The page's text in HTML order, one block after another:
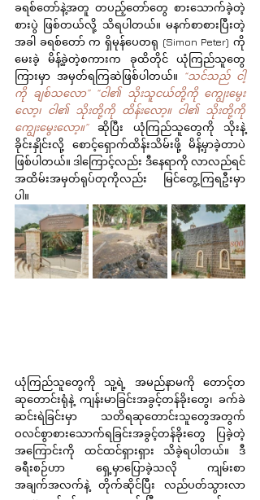
ခရစ်တော်နဲ့အတူ တပည့်တော်တွေ စားသောက်ခဲ့တဲ့
စားပွဲ ဖြစ်တယ်လို့ သိရပါတယ်။ မနက်စာစားပြီးတဲ့
အခါ ခရစ်တော် က ရှိမုန်ပေတရု (Simon Peter) ကို
မေးခဲ့ မိန့်ခဲ့တဲ့စကားက ခုထိတိုင် ယုံကြည်သူတွေ
ကြားမှာ အမှတ်ရကြဆဲဖြစ်ပါတယ်။
“သင်သည် ငါ့
ကို ချစ်သလော” “ငါ၏ သိုးသူငယ်တို့ကို ကျွေးမွေး
လော့၊ ငါ၏ သိုးတို့ကို ထိန်းလော့။ ငါ၏ သိုးတို့ကို
ကျွေးမွေးလော့။” ဆိုပြီး ယုံကြည်သူတွေကို သိုးနဲ့
ခိုင်းနှိုင်းလို့ စောင့်ရှောက်ထိန်းသိမ်းဖို့ မိန့်မှာခဲ့တာပဲ
ဖြစ်ပါတယ်။ ဒါကြောင့်လည်း ဒီနေရာကို လာလည်ရင်
အထိမ်းအမှတ်ရုပ်တုကိုလည်း မြင်တွေ့ကြရဦးမှာ
ပါ။
ယုံကြည်သူတွေကို သူ့ရဲ့ အမည်နာမကို တောင့်တ
ဆုတောင်းရုံနဲ့ ကျန်းမာခြင်းအခွင့်တန်ခိုးတွေ၊ ခက်ခဲ
ဆင်းရဲခြင်းမှာ သတိရဆုတောင်းသူတွေအတွက်
ဝလင်စွာစားသောက်ရခြင်းအခွင့်တန်ခိုးတွေ ပြခဲ့တဲ့
အကြောင်းကို ထင်ထင်ရှားရှား သိခဲ့ရပါတယ်။ ဒီ
ခရီးစဉ်ဟာ ရှေ့မှာပြောခဲ့သလို ကျမ်းစာ
အချက်အလက်နဲ့ တိုက်ဆိုင်ပြီး လည်ပတ်သွားလာ